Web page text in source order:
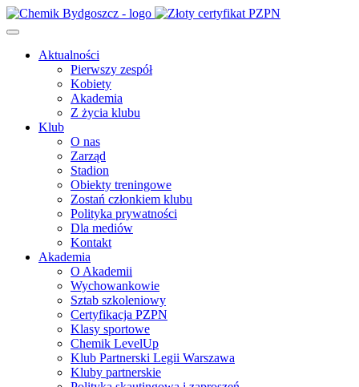
Aktualności
Pierwszy zespół
Kobiety
Akademia
Z życia klubu
Klub
O nas
Zarząd
Stadion
Obiekty treningowe
Zostań członkiem klubu
Polityka prywatności
Dla mediów
Kontakt
Akademia
O Akademii
Wychowankowie
Sztab szkoleniowy
Certyfikacja PZPN
Klasy sportowe
Chemik LevelUp
Klub Partnerski Legii Warszawa
Kluby partnerskie